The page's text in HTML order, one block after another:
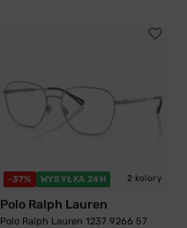
-37% WYSYŁKA 24H 2 kolory
Polo Ralph Lauren
Polo Ralph Lauren 1237 9266 57